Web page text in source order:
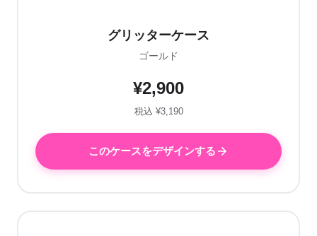
グリッターケース
ゴールド
¥2,900
税込 ¥3,190
このケースをデザインする